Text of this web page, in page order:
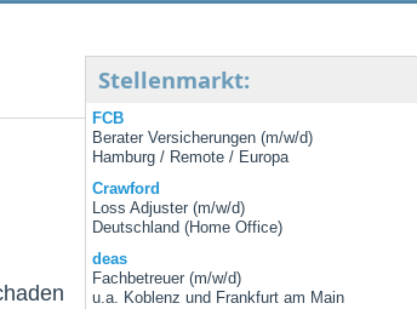
Stellenmarkt:
FCB
Berater Versicherungen (m/w/d)
Hamburg / Remote / Europa
Crawford
Loss Adjuster (m/w/d)
Deutschland (Home Office)
deas
Fachbetreuer (m/w/d)
u.a. Koblenz und Frankfurt am Main